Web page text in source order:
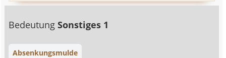
BedeutungSonstiges 1
Absenkungsmulde